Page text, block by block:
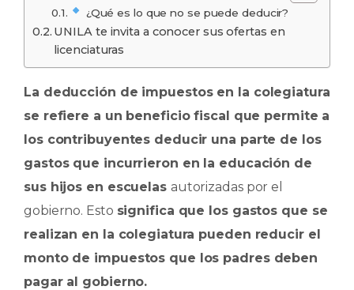
¿Qué es lo que no se puede deducir?
UNILA te invita a conocer sus ofertas en
licenciaturas
La deducción de impuestos en la colegiatura
se refiere a un beneficio fiscal que permite a
los contribuyentes deducir una parte de los
gastos que incurrieron en la educación de
sus hijos en escuelas autorizadas por el
gobierno. Esto significa que los gastos que se
realizan en la colegiatura pueden reducir el
monto de impuestos que los padres deben
pagar al gobierno.